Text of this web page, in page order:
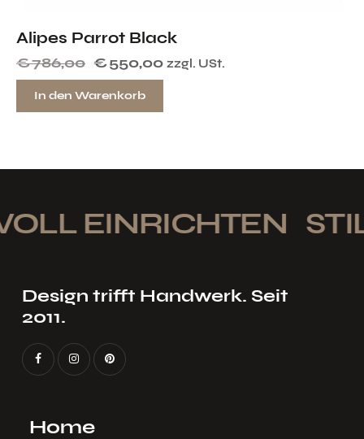
Alipes Parrot Black
€786,00 €550,00 zzgl. USt.
In den Warenkorb
EINRICHTEN
Design trifft Handwerk. Seit
2011.
Home